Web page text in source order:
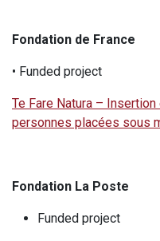
Fondation de France
• Funded project
Te Fare Natura –
personnes placées sous
Fondation La Poste
Funded project